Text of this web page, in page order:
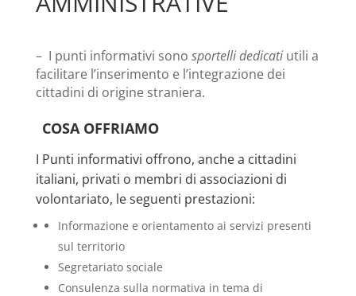
– I punti informativi sono sportelli dedicatiutili a
facilitare l’inserimento e l’integrazione dei
cittadini di origine straniera.
COSA OFFRIAMO
I Punti informativi offrono, anche a cittadini
italiani, privati o membri di associazioni di
volontariato, le seguenti prestazioni:
Informazione e orientamento ai servizi presenti
sul territorio
Segretariato sociale
Consulenza sulla normativa in tema di